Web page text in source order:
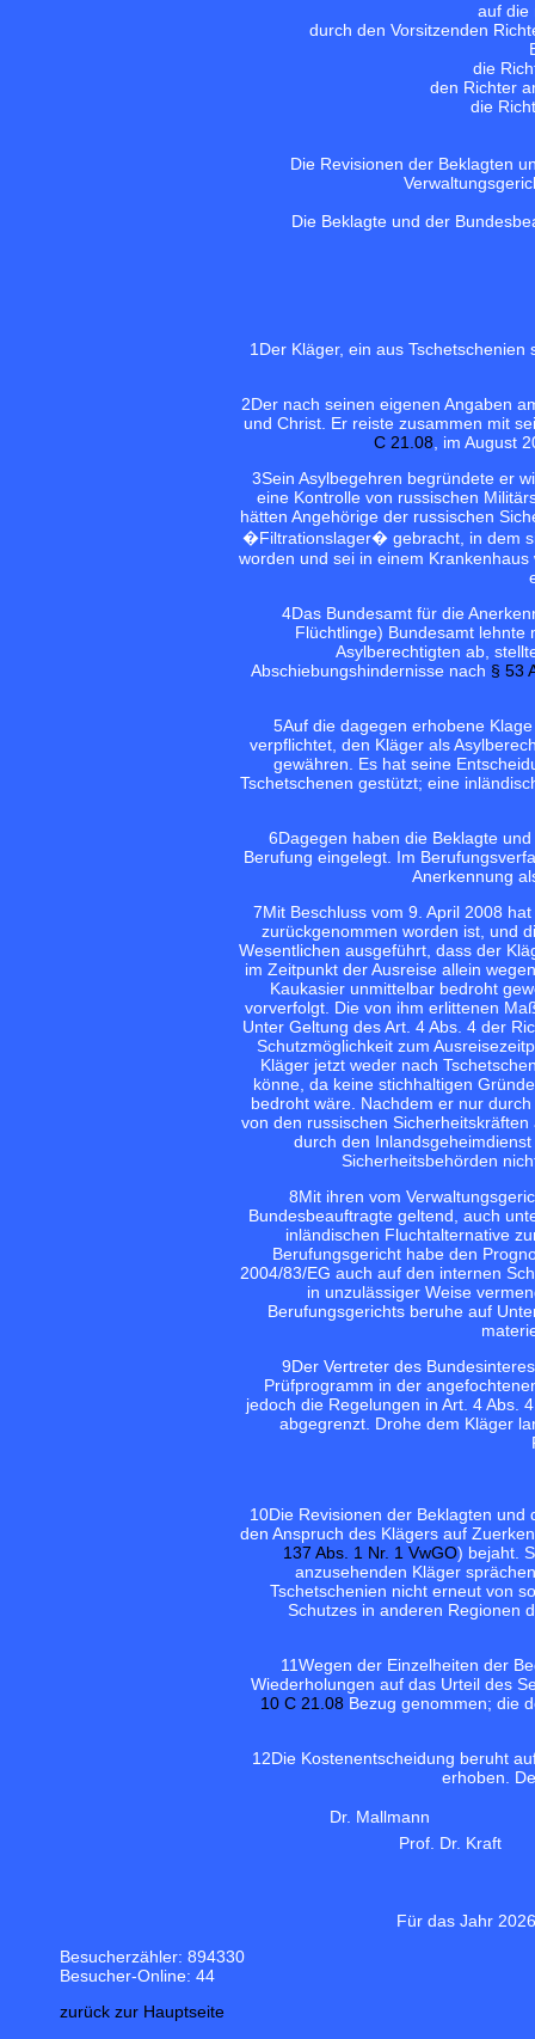
auf die
durch den Vorsitzenden
die
den Richter
die
Die Revisionen der Beklagten
Die Beklagte und der
1 Der Kläger, ein aus
2Der nach seinen eigenen Angaben
und Christ. Er reiste zusammen mit
C 21.08 , im August
3Sein Asylbegehren begründete er
eine Kontrolle von russischen
hätten Angehörige der russischen
�Filtrationslager� gebracht, in dem
worden und sei in einem
4Das Bundesamt für die
Flüchtlinge) Bundesamt lehnte
Asylberechtigten ab,
Abschiebungshindernisse nach § 53
5Auf die dagegen erhobene
verpflichtet, den Kläger als
gewähren. Es hat seine
Tschetschenen gestützt; eine
6Dagegen haben die Beklagte
Berufung eingelegt. Im
Anerkennung
7Mit Beschluss vom 9. April 2008
zurückgenommen worden ist, und
Wesentlichen ausgeführt, dass der
im Zeitpunkt der Ausreise allein
Kaukasier unmittelbar bedroht
vorverfolgt. Die von ihm erlittenen
Unter Geltung des Art. 4 Abs. 4 der
Schutzmöglichkeit zum
Kläger jetzt weder nach
könne, da keine stichhaltigen
bedroht wäre. Nachdem er nur
von den russischen
durch den
Sicherheitsbehörden
8Mit ihren vom
Bundesbeauftragte geltend, auch
inländischen Fluchtalternative
Berufungsgericht habe den
2004/83/EG auch auf den internen
in unzulässiger Weise
Berufungsgerichts beruhe auf
9Der Vertreter des
Prüfprogramm in der
jedoch die Regelungen in Art. 4 Abs.
abgegrenzt. Drohe dem Kläger
10Die Revisionen der Beklagten
den Anspruch des Klägers auf
137 Abs. 1 Nr. 1 VwGO) bejaht.
anzusehenden Kläger
Tschetschenien nicht erneut von
Schutzes in anderen Regionen
11Wegen der Einzelheiten der
Wiederholungen auf das Urteil des
10 C 21.08 Bezug genommen; die
12Die Kostenentscheidung beruht
erhoben.
Dr. Mallmann
Prof. Dr. Kraft
Für das Jahr
Besucherzähler: 894330
Besucher-Online: 44
zurück zur Hauptseite